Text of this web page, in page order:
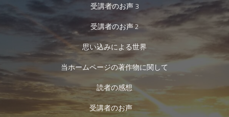
受講者のお声 3
受講者のお声 2
思い込みによる世界
当ホームページの著作物に関して
読者の感想
受講者のお声